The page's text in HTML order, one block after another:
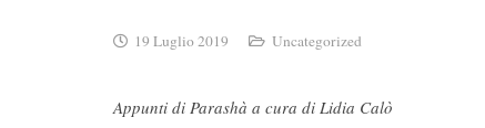
19 Luglio 2019 Uncategorized
Appunti di Parashà a cura di Lidia Calò